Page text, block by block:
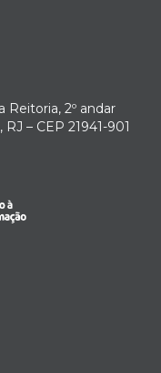
Reitoria, 2º andar
– CEP 21941-901